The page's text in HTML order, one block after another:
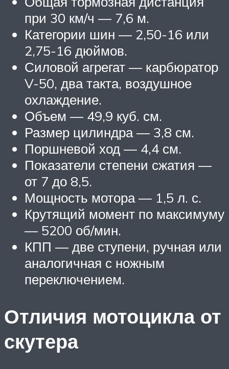
при 30 км/ч — 7,6 м.
Категории шин — 2,50-16 или
2,75-16 дюймов.
Силовой агрегат — карбюратор
V-50, два такта, воздушное
охлаждение.
Объем — 49,9 куб. см.
Размер цилиндра — 3,8 см.
Поршневой ход — 4,4 см.
Показатели степени сжатия —
от 7 до 8,5.
Мощность мотора — 1,5 л. с.
Крутящий момент по максимуму
— 5200 об/мин.
КПП — две ступени, ручная или
аналогичная с ножным
переключением.
Отличия мотоцикла от
скутера